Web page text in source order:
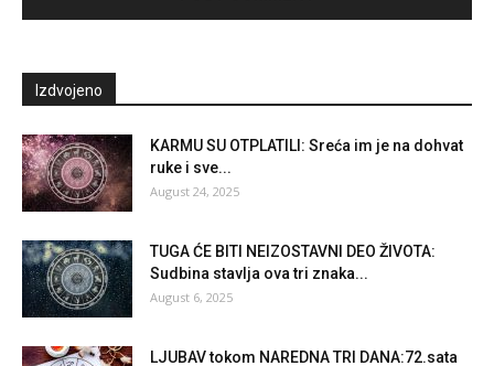
Izdvojeno
KARMU SU OTPLATILI: Sreća im je na dohvat
ruke i sve...
August 24, 2025
TUGA ĆE BITI NEIZOSTAVNI DEO ŽIVOTA:
Sudbina stavlja ova tri znaka...
August 6, 2025
LJUBAV tokom NAREDNA TRI DANA:72.sata